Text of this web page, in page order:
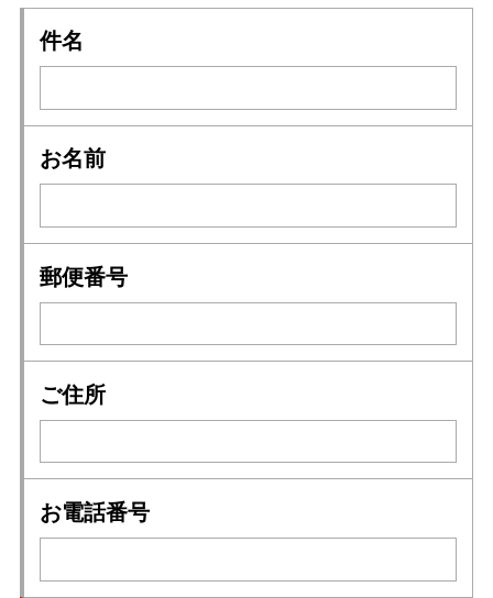
件名
お名前
郵便番号
ご住所
お電話番号